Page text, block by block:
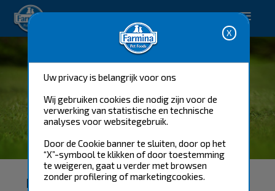
Uw privacy is belangrijk voor ons
Wij gebruiken cookies die nodig zijn voor de
verwerking van statistische en technische
analyses voor websitegebruik.
Door de Cookie banner te sluiten, door op het
“X”-symbool te klikken of door toestemming
te weigeren, gaat u verder met browsen
zonder profilering of marketingcookies.
Happy pet. Happy you.
WAAROM FARMINA?
Bij Farmina is natuur en